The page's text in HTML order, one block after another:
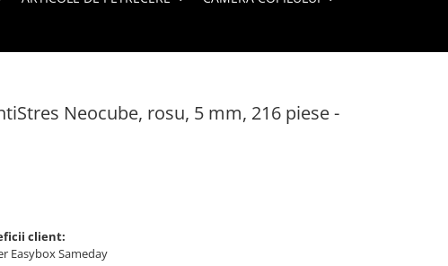
Neocube, rosu, 5 mm, 216 piese -
client:
Easybox Sameday